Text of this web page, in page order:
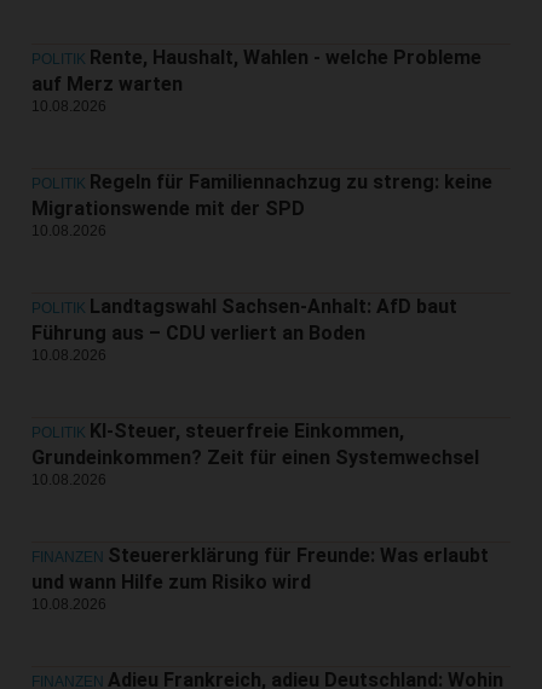
POLITIK Rente, Haushalt, Wahlen - welche Probleme
auf Merz warten
10.08.2026
POLITIK Regeln für Familiennachzug zu streng: keine
Migrationswende mit der SPD
10.08.2026
POLITIK Landtagswahl Sachsen-Anhalt: AfD baut
Führung aus – CDU verliert an Boden
10.08.2026
POLITIK KI-Steuer, steuerfreie Einkommen,
Grundeinkommen? Zeit für einen Systemwechsel
10.08.2026
FINANZEN Steuererklärung für Freunde: Was erlaubt
und wann Hilfe zum Risiko wird
10.08.2026
FINANZEN Adieu Frankreich, adieu Deutschland: Wohin